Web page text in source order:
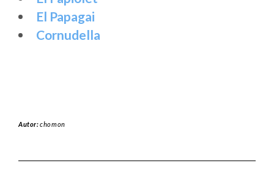
El Papagai
Cornudella
Autor:chomon